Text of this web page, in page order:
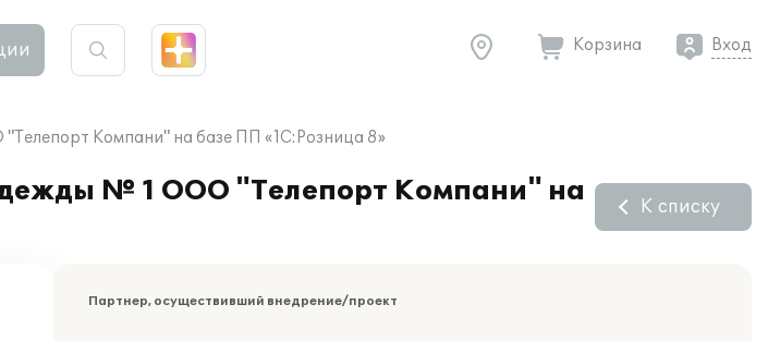
Корзина Вход
Компани" на базе ПП «1С:Розница 8»
№ 1 ООО "Телепорт Компани" на
К списку
Партнер, осуществивший внедрение/проект